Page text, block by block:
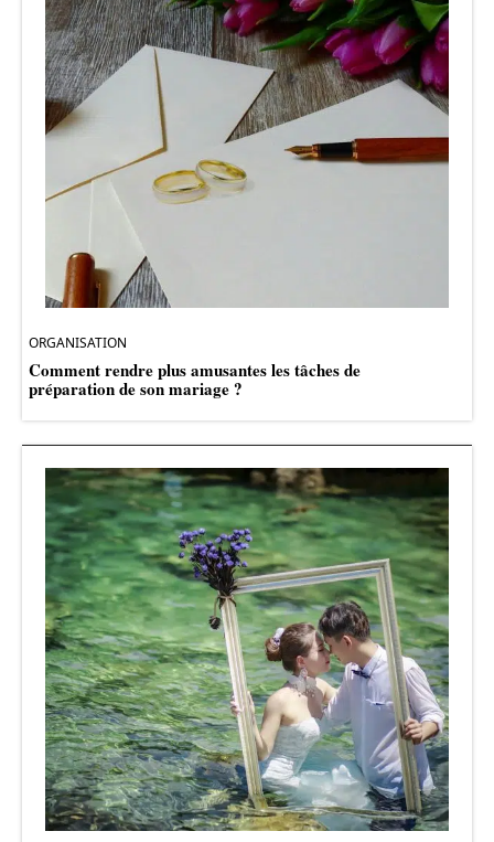
ORGANISATION
Comment rendre plus amusantes les tâches de
préparation de son mariage ?